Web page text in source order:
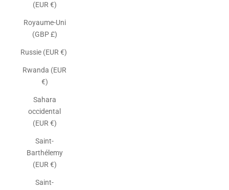
(EUR €)
Royaume-Uni
(GBP £)
Russie (EUR €)
Rwanda (EUR
€)
Sahara
occidental
(EUR €)
Saint-
Barthélemy
(EUR €)
Saint-